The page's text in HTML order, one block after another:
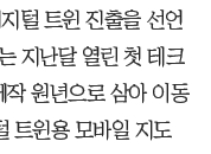
털 트윈 진출을 선언
지난달 열린 첫 테크
원년으로 삼아 이동
트윈용 모바일 지도